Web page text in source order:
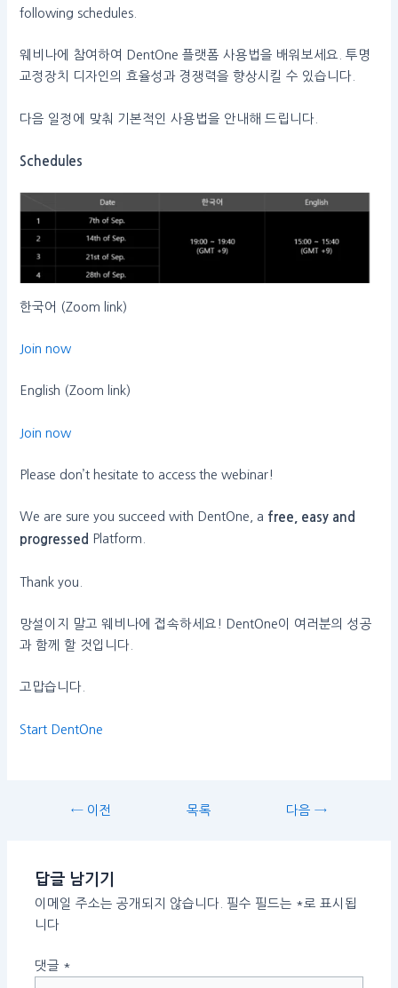
following schedules.
웨비나에 참여하여 DentOne 플랫폼 사용법을 배워보세요. 투명
교정장치 디자인의 효율성과 경쟁력을 향상시킬 수 있습니다.
다음 일정에 맞춰 기본적인 사용법을 안내해 드립니다.
Schedules
한국어 (Zoom link)
Join now
English (Zoom link)
Join now
Please don’t hesitate to access the webinar!
We are sure you succeed with DentOne, a free, easy and
progressed
Platform.
Thank you.
망설이지 말고 웨비나에 접속하세요! DentOne이 여러분의 성공
과 함께 할 것입니다.
고맙습니다.
Start DentOne
← 이전 목록 다음 →
답글 남기기
이메일 주소는 공개되지 않습니다. 필수 필드는 *로 표시됩
니다
댓글 *